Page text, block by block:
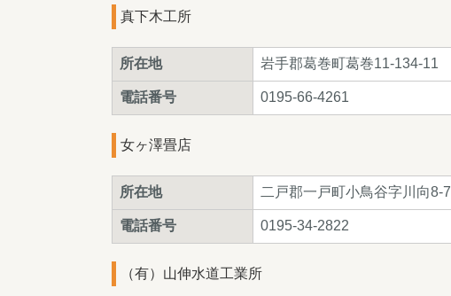
真下木工所
所在地 岩手郡葛巻町葛巻11-134-11
電話番号 0195-66-4261
女ヶ澤畳店
所在地 二戸郡一戸町小鳥谷字川向8-7
電話番号 0195-34-2822
（有）山伸水道工業所